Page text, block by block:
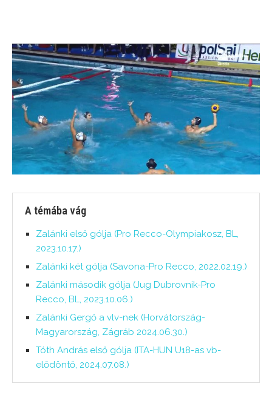
A témába vág
Zalánki első gólja (Pro Recco-Olympiakosz, BL,
2023.10.17.)
Zalánki két gólja (Savona-Pro Recco, 2022.02.19.)
Zalánki második gólja (Jug Dubrovnik-Pro
Recco, BL, 2023.10.06.)
Zalánki Gergő a vlv-nek (Horvátország-
Magyarország, Zágráb 2024.06.30.)
Tóth András első gólja (ITA-HUN U18-as vb-
elődöntő, 2024.07.08.)